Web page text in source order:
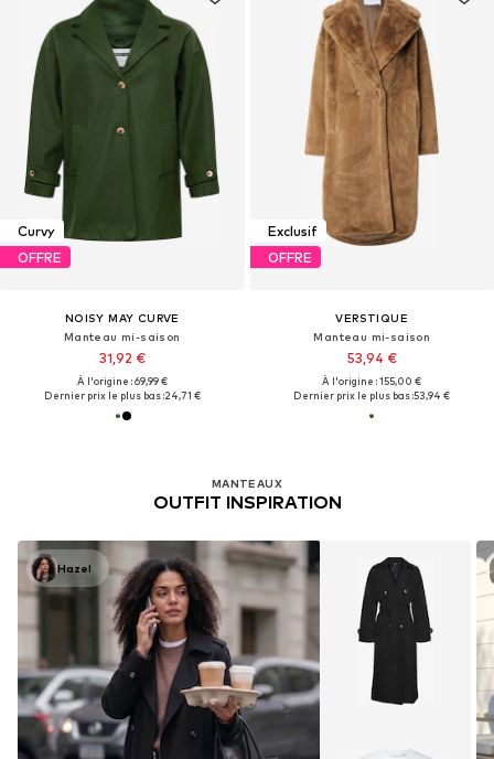
Curvy
OFFRE
NOISY MAY CURVE
Manteau mi-saison
31,92 €
À l'origine : 69,99 €
Dernier prix le plus bas :24,71 €
Exclusif
OFFRE
VERSTIQUE
Manteau mi-saison
53,94 €
À l'origine : 155,00 €
Dernier prix le plus bas :53,94 €
MANTEAUX
OUTFIT INSPIRATION
Hazel